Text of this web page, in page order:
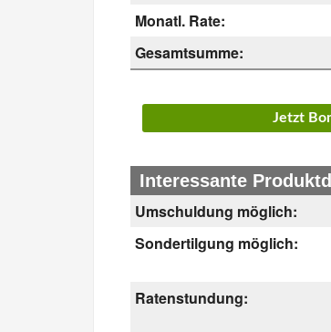
Monatl. Rate:
Gesamtsumme:
Jetzt
Interessante
Umschuldung möglich:
Sondertilgung möglich:
Ratenstundung: